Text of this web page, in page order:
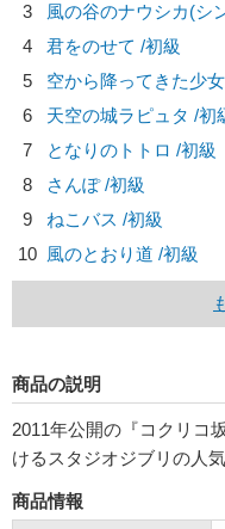
3
風の谷のナウシカ(シ
4
君をのせて /初級
5
空から降ってきた少
6
天空の城ラピュタ /初
7
となりのトトロ /初級
8
さんぽ /初級
9
ねこバス /初級
10 風のとおり道 /初級
商品の説明
2011年公開の『コクリコ
けるスタジオジブリの人
商品情報